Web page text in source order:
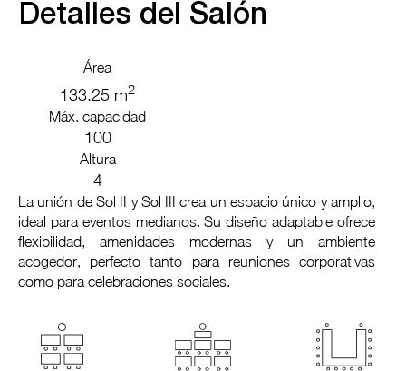
Detalles del Salón
Área
133.25 m2
Máx. capacidad
100
Altura
4
La unión de Sol II y Sol III crea un espacio único y amplio,
ideal para eventos medianos. Su diseño adaptable ofrece
flexibilidad, amenidades modernas y un ambiente
acogedor, perfecto tanto para reuniones corporativas
como para celebraciones sociales.